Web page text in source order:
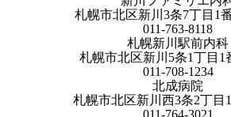
札幌市北区新川3条7丁目1
011-763-8118
札幌新川駅前内科
札幌市北区新川5条1丁目1
011-708-1234
北成病院
札幌市北区新川西3条2丁目
011-764-3021